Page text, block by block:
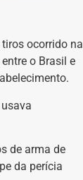
ocorrido na
o Brasil e
de arma de
da perícia